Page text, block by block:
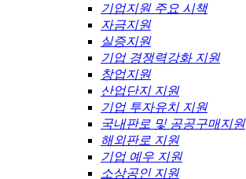
기업지원 주요 시책
자금지원
실증지원
기업 경쟁력강화 지원
창업지원
산업단지 지원
기업 투자유치 지원
국내판로 및 공공구매지원
해외판로 지원
기업 예우 지원
소상공인 지원